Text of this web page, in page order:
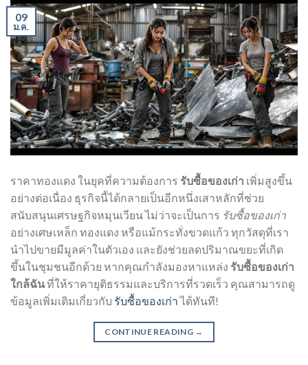
09
ม.ค.
ราคาทองแดง ในยุคที่ความต้องการ รับซื้อของเก่า เพิ่มสูงขึ้น
อย่างต่อเนื่อง ธุรกิจนี้ได้กลายเป็นอีกหนึ่งเสาหลักที่ช่วย
สนับสนุนเศรษฐกิจหมุนเวียน ไม่ว่าจะเป็นการ รับซื้อของเก่า
อย่างเศษเหล็ก ทองแดง หรือแม้กระทั่งขวดแก้ว ทุกวัสดุที่เรา
นำไปขายมีมูลค่าในตัวเอง และยังช่วยลดปริมาณขยะที่เกิด
ขึ้นในชุมชนอีกด้วย หากคุณกำลังมองหาแหล่ง รับซื้อของเก่า
ใกล้ฉันที่ให้ราคายุติธรรมและบริการที่รวดเร็ว คุณสามารถดู
ข้อมูลเพิ่มเติมเกี่ยวกับ รับซื้อของเก่าได้ทันที!
CONTINUE READING →